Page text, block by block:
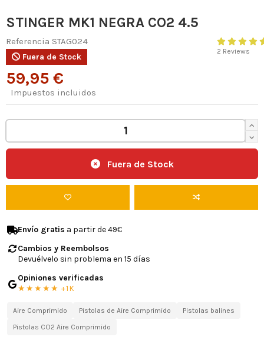
STINGER MK1 NEGRA CO2 4.5
2 Reviews
Referencia STAG024
Fuera de Stock
59,95 €
Impuestos incluidos
Fuera de Stock
Envío gratis a partir de 49€
Cambios y Reembolsos
Devuélvelo sin problema en 15 días
Opiniones verificadas
★★★★★ +1K
Aire Comprimido Pistolas de Aire Comprimido
Pistolas balines
Pistolas CO2 Aire Comprimido